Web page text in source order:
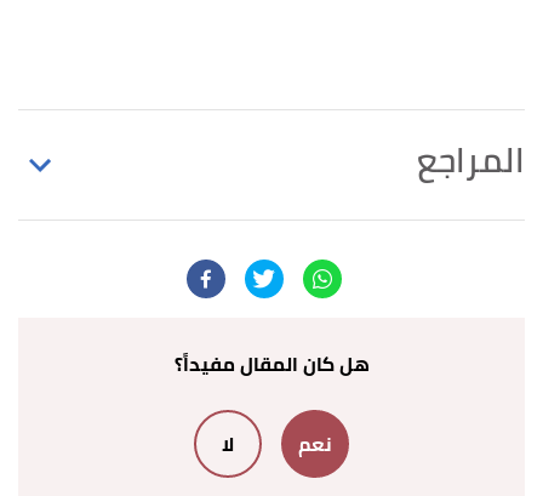
المراجع
، صفحة 666. بتصرّف.
"المجاز المرسل وعلاقاته وأسئلة عليه"
سورة النساء، آية:93
هل كان المقال مفيداً؟
نعم لا